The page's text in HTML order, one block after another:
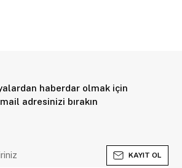
haberdar olmak için
adresinizi bırakın
KAYIT OL